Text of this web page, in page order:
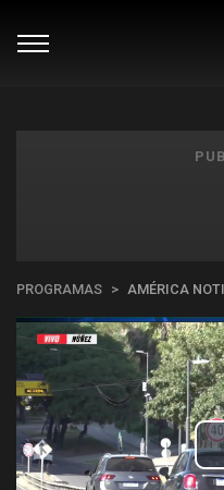
PROGRAMAS AMÉRICA